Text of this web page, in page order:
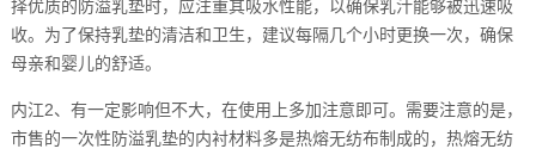
择优质的防溢乳垫时，应注重其吸水性能，以确保乳汁能够被迅速吸
收。为了保持乳垫的清洁和卫生，建议每隔几个小时更换一次，确保
母亲和婴儿的舒适。
内江2、有一定影响但不大，在使用上多加注意即可。需要注意的是，
市售的一次性防溢乳垫的内衬材料多是热熔无纺布制成的，热熔无纺